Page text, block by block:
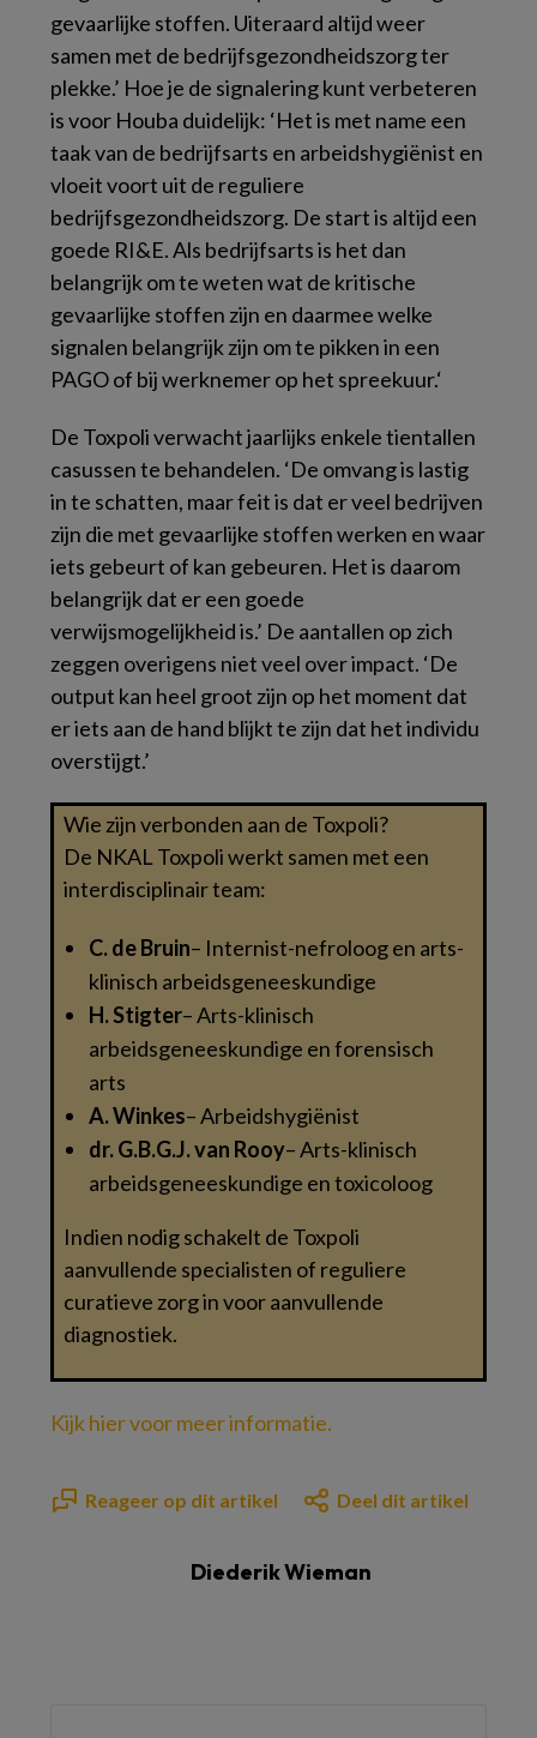
gevaarlijke stoffen. Uiteraard altijd weer
samen met de bedrijfsgezondheidszorg ter
plekke.’ Hoe je de signalering kunt verbeteren
is voor Houba duidelijk: ‘Het is met name een
taak van de bedrijfsarts en arbeidshygiënist en
vloeit voort uit de reguliere
bedrijfsgezondheidszorg. De start is altijd een
goede RI&E. Als bedrijfsarts is het dan
belangrijk om te weten wat de kritische
gevaarlijke stoffen zijn en daarmee welke
signalen belangrijk zijn om te pikken in een
PAGO of bij werknemer op het spreekuur.‘
De Toxpoli verwacht jaarlijks enkele tientallen
casussen te behandelen. ‘De omvang is lastig
in te schatten, maar feit is dat er veel bedrijven
zijn die met gevaarlijke stoffen werken en waar
iets gebeurt of kan gebeuren. Het is daarom
belangrijk dat er een goede
verwijsmogelijkheid is.’ De aantallen op zich
zeggen overigens niet veel over impact. ‘De
output kan heel groot zijn op het moment dat
er iets aan de hand blijkt te zijn dat het individu
overstijgt.’
Wie zijn verbonden aan de Toxpoli?
De NKAL Toxpoli werkt samen met een
interdisciplinair team:
C. de Bruin– Internist-nefroloog en arts-
klinisch arbeidsgeneeskundige
H. Stigter– Arts-klinisch
arbeidsgeneeskundige en forensisch
arts
A. Winkes– Arbeidshygiënist
dr. G.B.G.J. van Rooy– Arts-klinisch
arbeidsgeneeskundige en toxicoloog
Indien nodig schakelt de Toxpoli
aanvullende specialisten of reguliere
curatieve zorg in voor aanvullende
diagnostiek.
Kijk hier voor meer informatie.
Reageer op dit artikel Deel dit artikel
Diederik Wieman